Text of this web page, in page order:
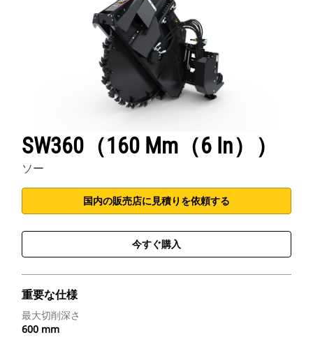
SW360（160 Mm（6 In））
ソー
国内の販売店に見積りを依頼する
今すぐ購入
重要な仕様
最大切削深さ
600 mm